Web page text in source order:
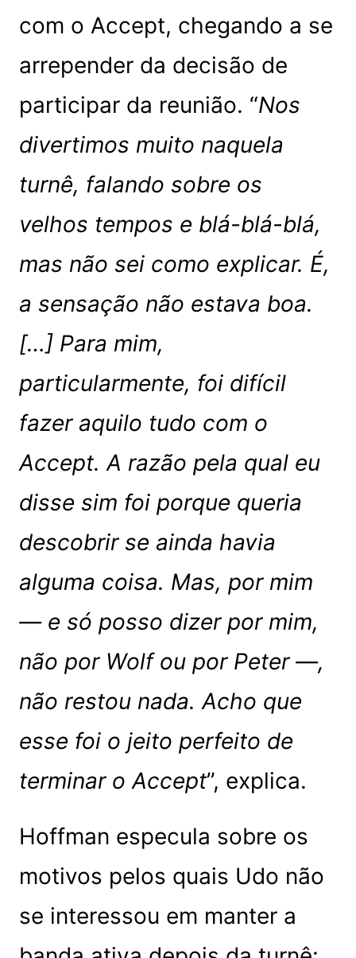
com o Accept, chegando a se
arrepender da decisão de
participar da reunião. “Nos
divertimos muito naquela
turnê, falando sobre os
velhos tempos e blá-blá-blá,
mas não sei como explicar. É,
a sensação não estava boa.
[…] Para mim,
particularmente, foi difícil
fazer aquilo tudo com o
Accept. A razão pela qual eu
disse sim foi porque queria
descobrir se ainda havia
alguma coisa. Mas, por mim
— e só posso dizer por mim,
não por Wolf ou por Peter —,
não restou nada. Acho que
esse foi o jeito perfeito de
terminar o Accept”, explica.
Hoffman especula sobre os
motivos pelos quais Udo não
se interessou em manter a